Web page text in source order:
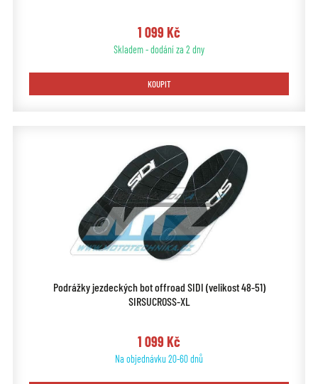
1 099 Kč
Skladem - dodání za 2 dny
KOUPIT
Podrážky jezdeckých bot offroad SIDI (velikost 48-51)
SIRSUCROSS-XL
1 099 Kč
Na objednávku 20-60 dnů